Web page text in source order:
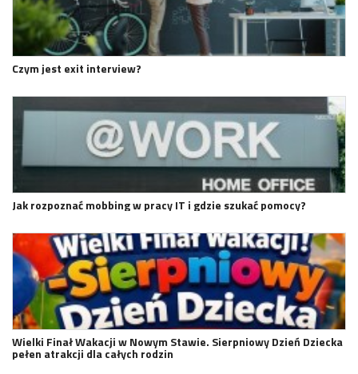
Czym jest exit interview?
Jak rozpoznać mobbing w pracy IT i gdzie szukać pomocy?
Wielki Finał Wakacji w Nowym Stawie. Sierpniowy Dzień Dziecka
pełen atrakcji dla całych rodzin